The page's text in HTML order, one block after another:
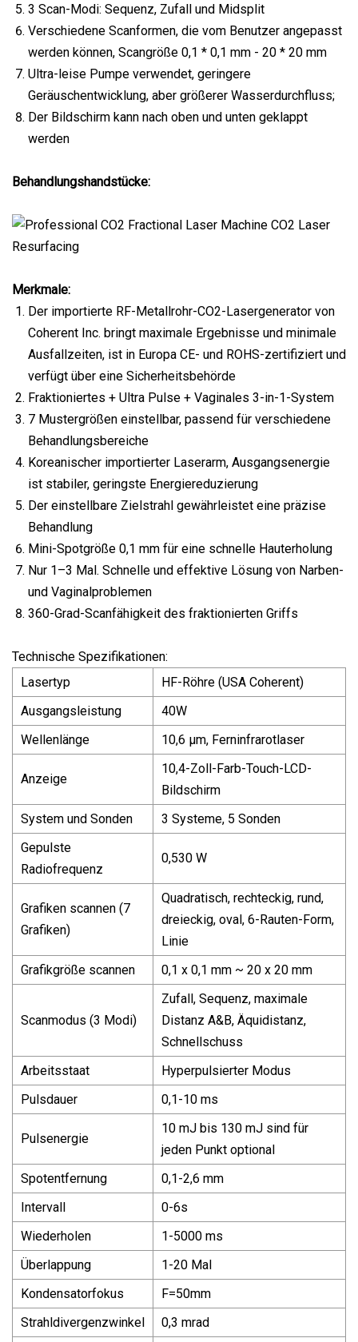
3 Scan-Modi: Sequenz, Zufall und Midsplit
Verschiedene Scanformen, die vom Benutzer angepasst
werden können, Scangröße 0,1 * 0,1 mm - 20 * 20 mm
Ultra-leise Pumpe verwendet, geringere
Geräuschentwicklung, aber größerer Wasserdurchfluss;
Der Bildschirm kann nach oben und unten geklappt
werden
Behandlungshandstücke:
Merkmale:
Der importierte RF-Metallrohr-CO2-Lasergenerator von
Coherent Inc. bringt maximale Ergebnisse und minimale
Ausfallzeiten, ist in Europa CE- und ROHS-zertifiziert und
verfügt über eine Sicherheitsbehörde
Fraktioniertes + Ultra Pulse + Vaginales 3-in-1-System
7 Mustergrößen einstellbar, passend für verschiedene
Behandlungsbereiche
Koreanischer importierter Laserarm, Ausgangsenergie
ist stabiler, geringste Energiereduzierung
Der einstellbare Zielstrahl gewährleistet eine präzise
Behandlung
Mini-Spotgröße 0,1 mm für eine schnelle Hauterholung
Nur 1–3 Mal. Schnelle und effektive Lösung von Narben-
und Vaginalproblemen
360-Grad-Scanfähigkeit des fraktionierten Griffs
Technische Spezifikationen:
Lasertyp
HF-Röhre (USA Coherent)
Ausgangsleistung
40W
Wellenlänge
10,6 μm, Ferninfrarotlaser
Anzeige
10,4-Zoll-Farb-Touch-LCD-
Bildschirm
System und Sonden
3 Systeme, 5 Sonden
Gepulste
Radiofrequenz
0,530 W
Grafiken scannen (7
Grafiken)
Quadratisch, rechteckig, rund,
dreieckig, oval, 6-Rauten-Form,
Linie
Grafikgröße scannen
0,1 x 0,1 mm ~ 20 x 20 mm
Scanmodus (3 Modi)
Zufall, Sequenz, maximale
Distanz A&B, Äquidistanz,
Schnellschuss
Arbeitsstaat
Hyperpulsierter Modus
Pulsdauer
0,1-10 ms
Pulsenergie
10 mJ bis 130 mJ sind für
jeden Punkt optional
Spotentfernung
0,1-2,6 mm
Intervall
0-6s
Wiederholen
1-5000 ms
Überlappung
1-20 Mal
Kondensatorfokus
F=50mm
Strahldivergenzwinkel
0,3 mrad